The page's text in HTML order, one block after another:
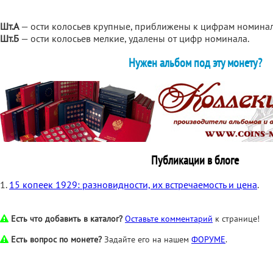
Шт.А— ости колосьев крупные, приближены к цифрам
Шт.Б — ости колосьев мелкие, удалены от цифр номинала.
Нужен альбом под эту монету?
Публикации в блоге
1. 15 копеек 1929: разновидности, их встречаемость и цена.
Есть что добавить в каталог? Оставьте комментарий к странице!
Есть вопрос по монете? Задайте его на нашем ФОРУМЕ.